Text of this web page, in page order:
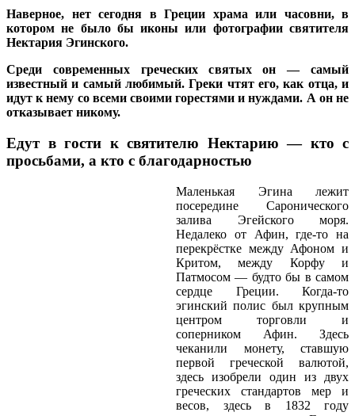
Наверное, нет сегодня в Греции храма или часовни, в
котором не было бы иконы или фотографии святителя
Нектария Эгинского.
Среди современных греческих святых он — самый
известный и самый любимый. Греки чтят его, как отца, и
идут к нему со всеми своими горестями и нуждами. А он не
отказывает никому.
Едут в гости к святителю Нектарию — кто с
просьбами, а кто с благодарностью
Маленькая Эгина лежит
посередине Саронического
залива Эгейского моря.
Недалеко от Афин, где-то на
перекрёстке между Афоном и
Критом, между Корфу и
Патмосом — будто бы в самом
сердце Греции. Когда-то
эгинский полис был крупным
центром торговли и
соперником Афин. Здесь
чеканили монету, ставшую
первой греческой валютой,
здесь изобрели один из двух
греческих стандартов мер и
весов, здесь в 1832 году